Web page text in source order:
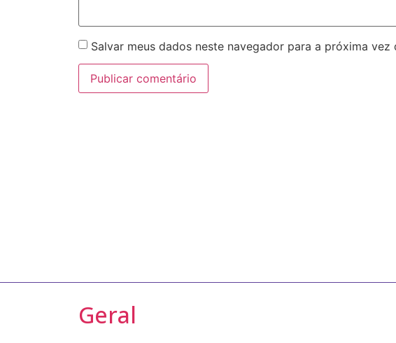
Salvar meus dados neste navegador para a próxima vez
Geral